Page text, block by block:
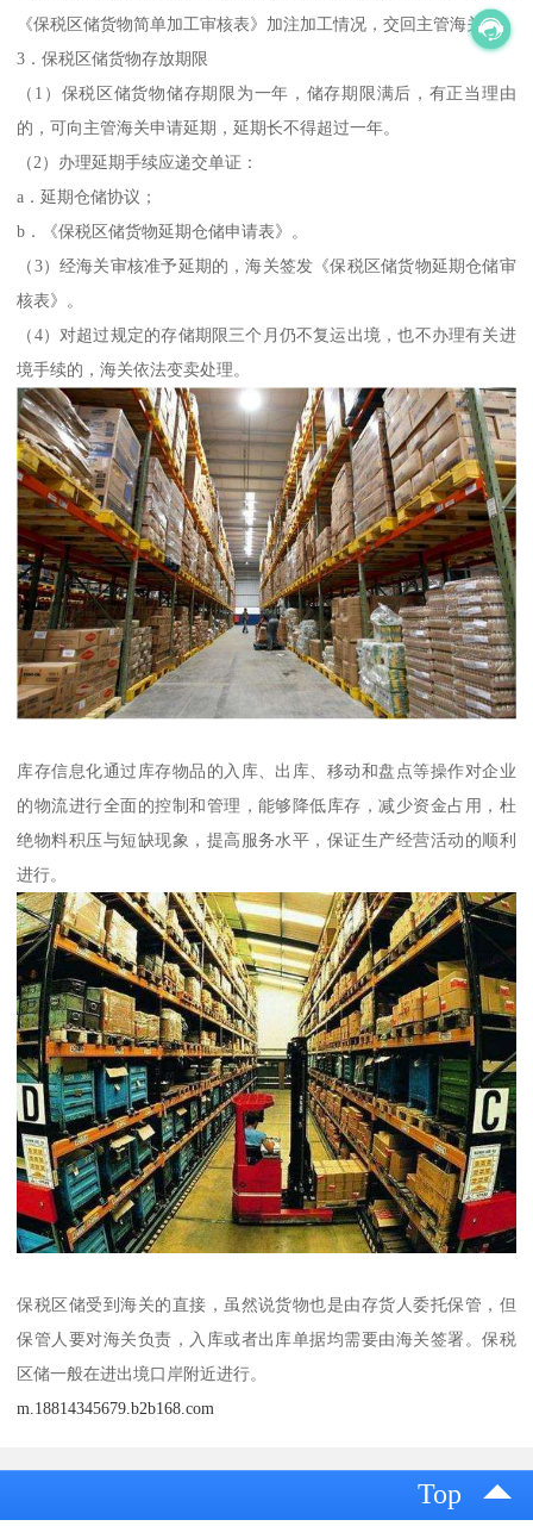
《保税区储货物简单加工审核表》加注加工情况，交回主管海关。
3．保税区储货物存放期限
（1）保税区储货物储存期限为一年，储存期限满后，有正当理由
的，可向主管海关申请延期，延期长不得超过一年。
（2）办理延期手续应递交单证：
a．延期仓储协议；
b．《保税区储货物延期仓储申请表》。
（3）经海关审核准予延期的，海关签发《保税区储货物延期仓储审
核表》。
（4）对超过规定的存储期限三个月仍不复运出境，也不办理有关进
境手续的，海关依法变卖处理。
库存信息化通过库存物品的入库、出库、移动和盘点等操作对企业
的物流进行全面的控制和管理，能够降低库存，减少资金占用，杜
绝物料积压与短缺现象，提高服务水平，保证生产经营活动的顺利
进行。
保税区储受到海关的直接，虽然说货物也是由存货人委托保管，但
保管人要对海关负责，入库或者出库单据均需要由海关签署。保税
区储一般在进出境口岸附近进行。
m.18814345679.b2b168.com
Top